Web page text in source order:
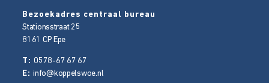
Bezoekadres centraal bureau
Stationsstraat 25
8161 CP Epe
T: 0578-67 67 67
E:info@koppelswoe.nl